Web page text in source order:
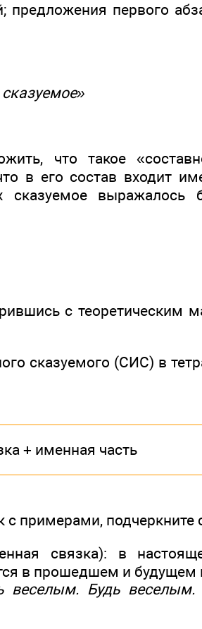
предложения первого
что такое
в его состав входит
сказуемое выражалось
с теоретическим
сказуемого (СИС) в
+ именная часть
с примерами, подчеркните
связка): в
в прошедшем и
веселым. Будь веселым.